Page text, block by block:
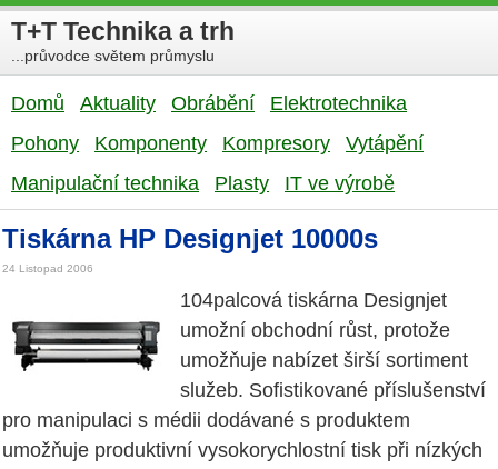
T+T Technika a trh
...průvodce světem průmyslu
Domů Aktuality Obrábění
Elektrotechnika
Pohony
Komponenty Kompresory
Vytápění
Manipulační technika
Plasty IT ve výrobě
Tiskárna HP Designjet 10000s
24 Listopad 2006
104palcová tiskárna Designjet
umožní obchodní růst, protože
umožňuje nabízet širší sortiment
služeb. Sofistikované příslušenství
pro manipulaci s médii dodávané s produktem
umožňuje produktivní vysokorychlostní tisk při nízkých